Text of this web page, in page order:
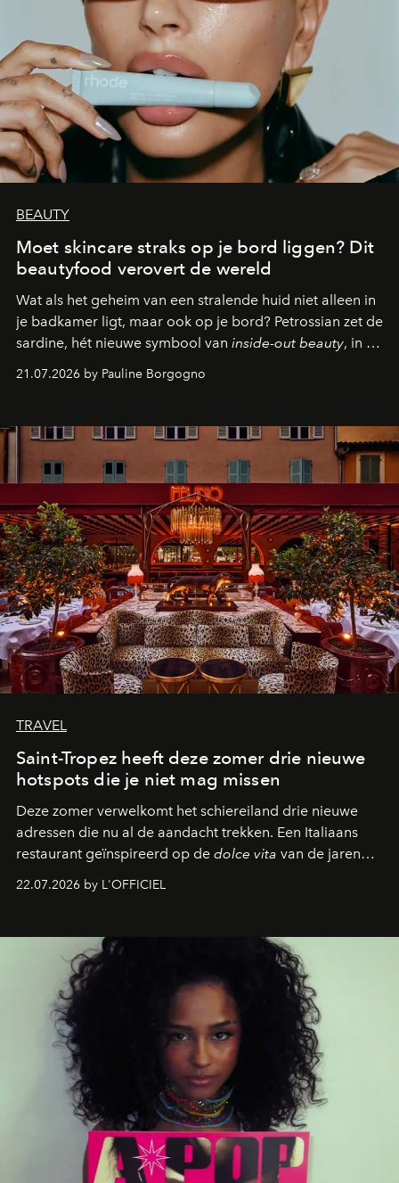
BEAUTY
Moet skincare straks op je bord liggen? Dit
beautyfood verovert de wereld
Wat als het geheim van een stralende huid niet alleen in
je badkamer ligt, maar ook op je bord? Petrossian zet de
sardine, hét nieuwe symbool van inside-out beauty, in de
kijker met twee gastronomische creaties.
21.07.2026 by Pauline Borgogno
TRAVEL
Saint-Tropez heeft deze zomer drie nieuwe
hotspots die je niet mag missen
Deze zomer verwelkomt het schiereiland drie nieuwe
adressen die nu al de aandacht trekken. Een Italiaans
restaurant geïnspireerd op de dolce vita van de jaren
zestig, een Japanse hotspot die na zonsondergang
verandert in een bruisende ontmoetingsplek en de
neerstrijkt in Saint-Tropez. Dit zijn de nieuwe adressen
die deze zomer de toon zetten, van lange lunches tot
zwoele nachten.
22.07.2026 by L'OFFICIEL